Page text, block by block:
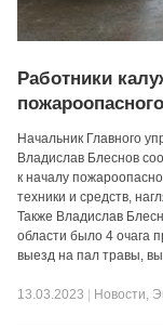
Работники
Начальник Главного
Владислав Блеснов
к началу
техники и средств,
Также Владислав
области было 4 очага
выезд на пал травы,
13.03.2023 Новости,